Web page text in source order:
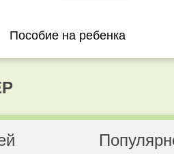
Пособие на ребенка